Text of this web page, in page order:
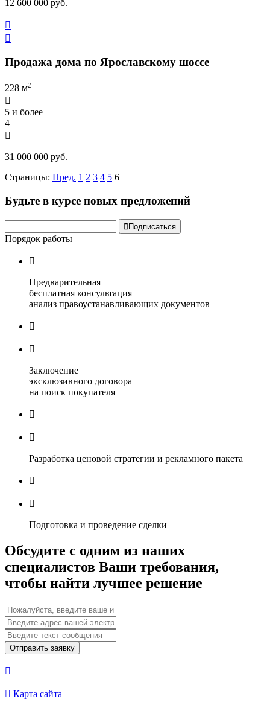
12 600 000 руб.


Продажа дома по Ярославскому шоссе
228 м2

5 и более
4

31 000 000 руб.
Страницы: Пред. 1 2 3 4 5 6
Будьте в курсе новых предложений
 Подписаться
Порядок работы

Предварительная
бесплатная консультация
анализ правоустанавливающих документов


Заключение
эксклюзивного договора
на поиск покупателя


Разработка ценовой стратегии и рекламного пакета


Подготовка и проведение сделки
Обсудите с одним из наших
специалистов Ваши требования,
чтобы найти лучшее решение
Отправить заявку

 Карта сайта